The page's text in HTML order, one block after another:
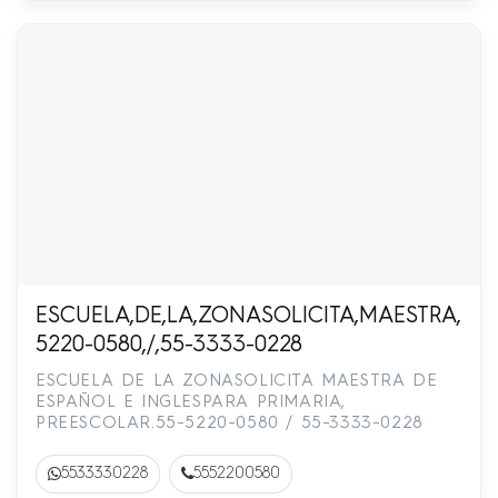
5220-0580,/,55-3333-0228
ESCUELA DE LA ZONASOLICITA MAESTRA DE
ESPAÑOL E INGLESPARA PRIMARIA,
PREESCOLAR.55-5220-0580 / 55-3333-0228
5533330228 5552200580